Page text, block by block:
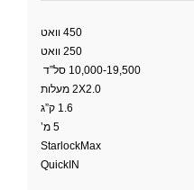
450 וואט
250 וואט
10,000-19,500 סל”ד
2X2.0 מעלות
1.6 ק”ג
5 מ’
StarlockMax
QuickIN